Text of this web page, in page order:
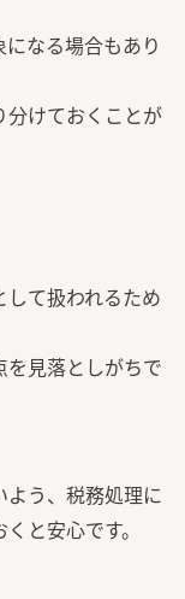
なる場合もあり
分けておくことが
て扱われるため
を見落としがちで
う、税務処理に
と安心です。